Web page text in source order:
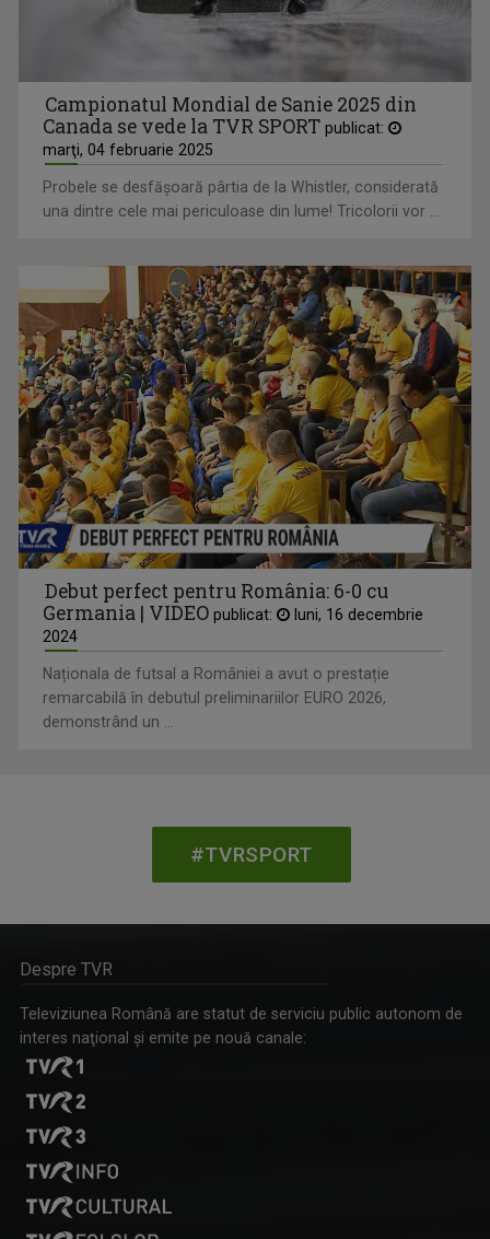
Campionatul Mondial de Sanie 2025 din
Canada se vede la TVR SPORTpublicat:
marţi, 04 februarie 2025
Probele se desfăşoară pârtia de la Whistler, considerată
una dintre cele mai periculoase din lume! Tricolorii vor ...
Debut perfect pentru România: 6-0 cu
Germania | VIDEO publicat:
luni, 16 decembrie
2024
Naționala de futsal a României a avut o prestație
remarcabilă în debutul preliminariilor EURO 2026,
demonstrând un ...
#TVRSPORT
Despre TVR
Televiziunea Română are statut de serviciu public autonom de
interes naţional şi emite pe nouă canale: